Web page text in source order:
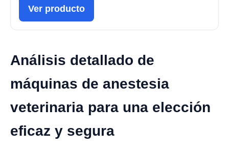
Ver producto
Análisis detallado de
máquinas de anestesia
veterinaria para una elección
eficaz y segura